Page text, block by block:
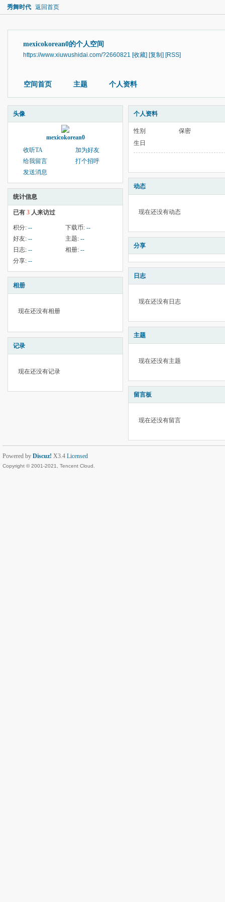
秀舞时代 返回首页
mexicokorean0的个人空间
https://www.xiuwushidai.com/?2660821 [收藏] [复制] [RSS]
空间首页 主题 个人资料
头像
mexicokorean0
收听TA
加为好友
给我留言
打个招呼
发送消息
统计信息
已有 3 人来访过
积分: -- 下载币: --
好友: -- 主题: --
日志: -- 相册: --
分享: --
相册
现在还没有相册
记录
现在还没有记录
个人资料
性别
保密
生日
动态
现在还没有动态
分享
日志
现在还没有日志
主题
现在还没有主题
留言板
现在还没有留言
Powered by Discuz! X3.4 Licensed
Copyright © 2001-2021, Tencent Cloud.